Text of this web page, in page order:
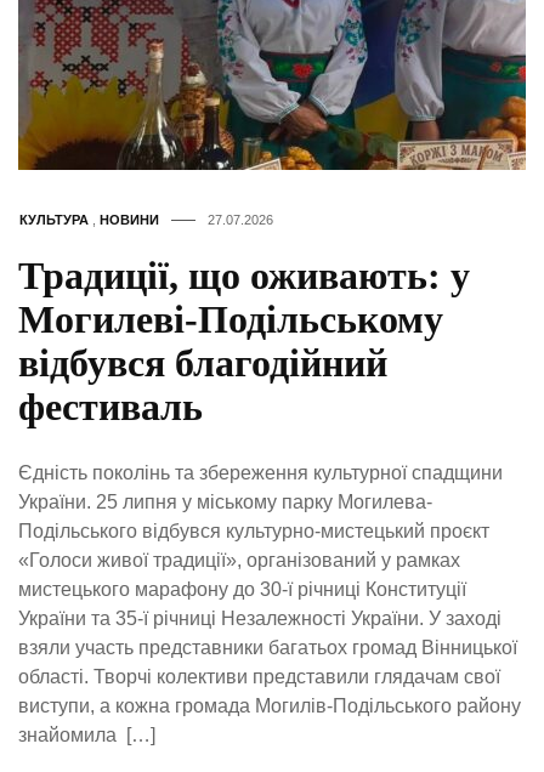
КУЛЬТУРА НОВИНИ 27.07.2026
Традиції, що оживають: у
Могилеві-Подільському
відбувся благодійний
фестиваль
Єдність поколінь та збереження культурної спадщини
України. 25 липня у міському парку Могилева-
Подільського відбувся культурно-мистецький проєкт
«Голоси живої традиції», організований у рамках
мистецького марафону до 30-ї річниці Конституції
України та 35-ї річниці Незалежності України. У заході
взяли участь представники багатьох громад Вінницької
області. Творчі колективи представили глядачам свої
виступи, а кожна громада Могилів-Подільського району
знайомила […]